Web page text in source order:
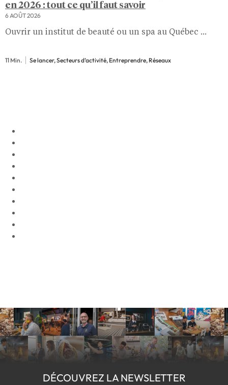
en 2026 : tout ce qu’il faut savoir
6 AOÛT 2026
Ouvrir un institut de beauté ou un spa au Québec ...
11 Min. Se lancer, Secteurs d’activité, Entreprendre, Réseaux
DÉCOUVREZ LA NEWSLETTER